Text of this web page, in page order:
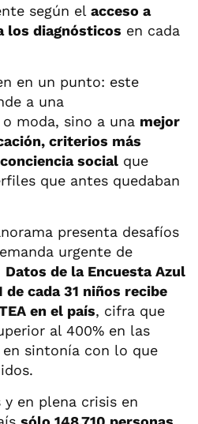
según el acceso a
los diagnósticos en cada
en un punto: este
a una
moda, sino a una mejor
criterios más
social que
que antes quedaban
presenta desafíos
urgente de
Datos de la Encuesta Azul
de cada 31 niños recibe
en el país, cifra que
al 400% en las
sintonía con lo que
en plena crisis en